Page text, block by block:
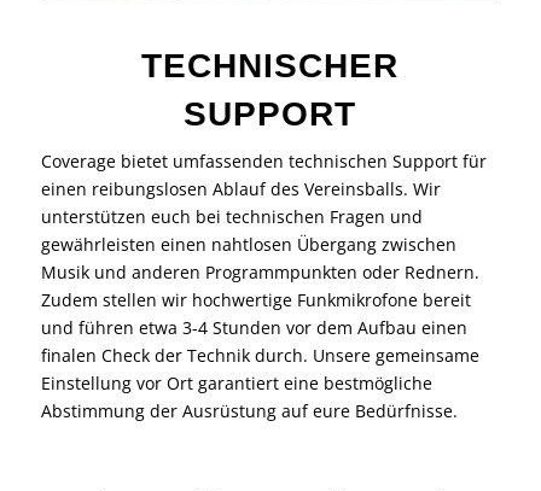
TECHNISCHER
SUPPORT
Coverage bietet umfassenden technischen Support für
einen reibungslosen Ablauf des Vereinsballs. Wir
unterstützen euch bei technischen Fragen und
gewährleisten einen nahtlosen Übergang zwischen
Musik und anderen Programmpunkten oder Rednern.
Zudem stellen wir hochwertige Funkmikrofone bereit
und führen etwa 3-4 Stunden vor dem Aufbau einen
finalen Check der Technik durch. Unsere gemeinsame
Einstellung vor Ort garantiert eine bestmögliche
Abstimmung der Ausrüstung auf eure Bedürfnisse.